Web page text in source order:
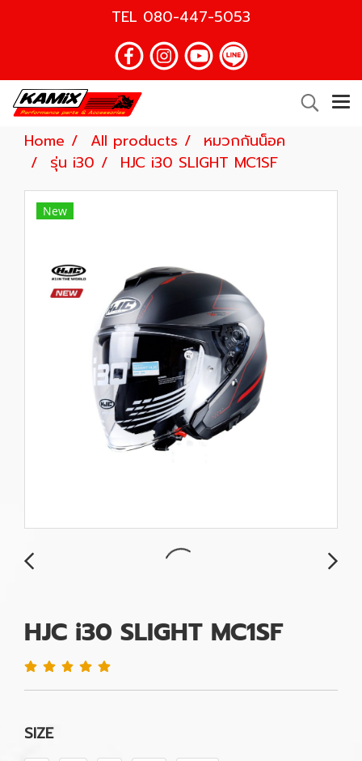
TEL 080-447-5053
Home All products
หมวกกันน็อค
รุ่น i30
HJC i30 SLIGHT MC1SF
New
HJC i30 SLIGHT MC1SF
SIZE